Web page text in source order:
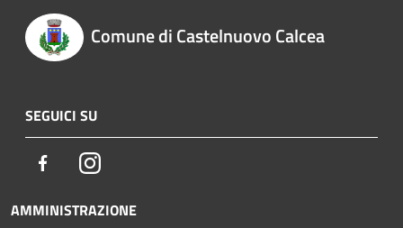
Comune di Castelnuovo Calcea
SEGUICI SU
FacebookInstagram
AMMINISTRAZIONE